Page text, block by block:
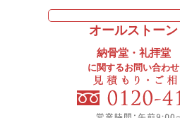
オールストーン
納骨堂・礼拝堂
に関するお問い合わせ